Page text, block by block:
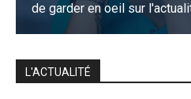
de garder en oeil sur
JE M'INSCRIS
L'ACTUALITÉ